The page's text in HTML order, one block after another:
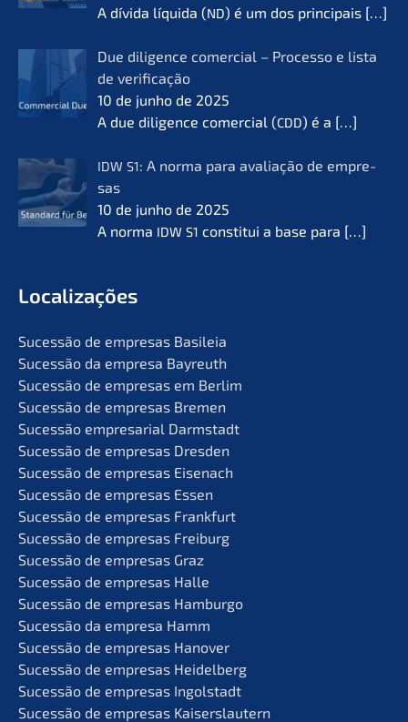
A dívida líqui­da (ND) é um dos princi­pais […]
Due diligence comer­cial – Proces­so e lista
de verifi­ca­ção
10 de junho de 2025
A due diligence comer­cial (CDD) é a […]
IDW S1: A norma para avalia­ção de empre­
sas
10 de junho de 2025
A norma IDW S1 consti­tui a base para […]
Locali­za­ções
Suces­são de empre­sas Basileia
Suces­são da empre­sa Bayreuth
Suces­são de empre­sas em Berlim
Suces­são de empre­sas Bremen
Suces­são empre­sa­ri­al Darmstadt
Suces­são de empre­sas Dresden
Suces­são de empre­sas Eisenach
Suces­são de empre­sas Essen
Suces­são de empre­sas Frankfurt
Suces­são de empre­sas Freiburg
Suces­são de empre­sas Graz
Suces­são de empre­sas Halle
Suces­são de empre­sas Hamburgo
Suces­são da empre­sa Hamm
Suces­são de empre­sas Hanover
Suces­são de empre­sas Heidelberg
Suces­são de empre­sas Ingolstadt
Suces­são de empre­sas Kaiserslautern